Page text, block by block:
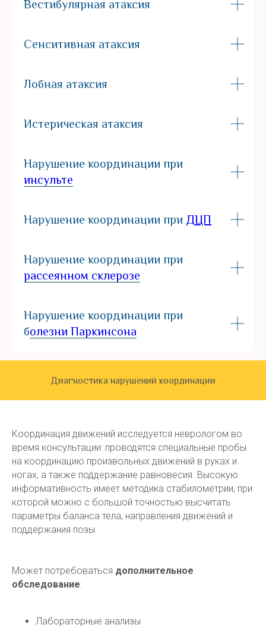
Вестибулярная атаксия
Сенситивная атаксия
Лобная атаксия
Истерическая атаксия
Нарушение координации при
инсульте
Нарушение координации при ДЦП
Нарушение координации при
рассеянном склерозе
Нарушение координации при
болезни Паркинсона
Диагностика нарушений координации
Координация движений исследуется неврологом во
время консультации: проводятся специальные пробы
на координацию произвольных движений в руках и
ногах, а также поддержание равновесия. Высокую
информативность имеет методика стабилометрии, при
которой можно с большой точностью высчитать
параметры баланса тела, направления движений и
поддержания позы.
Может потребоваться дополнительное
обследование:
Лабораторные анализы